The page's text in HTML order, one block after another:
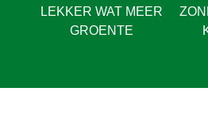
LEKKER WAT MEER
GROENTE